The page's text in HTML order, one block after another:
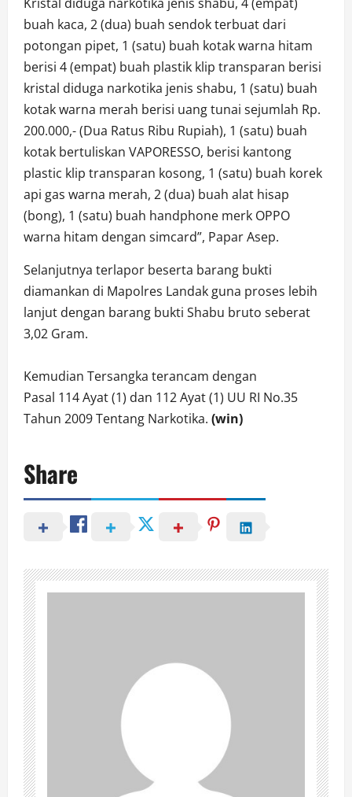
buah kaca, 2 (dua) buah sendok terbuat dari
potongan pipet, 1 (satu) buah kotak warna hitam
berisi 4 (empat) buah plastik klip transparan berisi
kristal diduga narkotika jenis shabu, 1 (satu) buah
kotak warna merah berisi uang tunai sejumlah Rp.
200.000,- (Dua Ratus Ribu Rupiah), 1 (satu) buah
kotak bertuliskan VAPORESSO, berisi kantong
plastic klip transparan kosong, 1 (satu) buah korek
api gas warna merah, 2 (dua) buah alat hisap
(bong), 1 (satu) buah handphone merk OPPO
warna hitam dengan simcard”, Papar Asep.
Selanjutnya terlapor beserta barang bukti
diamankan di Mapolres Landak guna proses lebih
lanjut dengan barang bukti Shabu bruto seberat
3,02 Gram.
Kemudian Tersangka terancam dengan
Pasal 114 Ayat (1) dan 112 Ayat (1) UU RI No.35
Tahun 2009 Tentang Narkotika. (win)
Share